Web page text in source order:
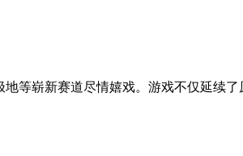
等崭新赛道尽情嬉戏。游戏不仅延续